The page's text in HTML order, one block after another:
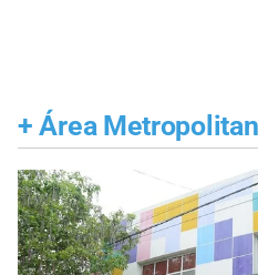
+ Área